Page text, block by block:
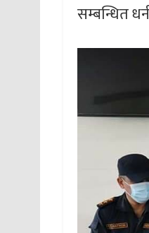
सम्बन्धित